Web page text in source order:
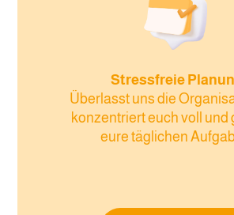
Stressfreie
Überlasst uns die
konzentriert euch voll und
eure täglichen